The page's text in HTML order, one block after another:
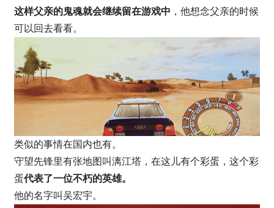
这样父亲的鬼魂就会继续留在游戏中 ，他想念父亲的时候
可以回去看看。
类似的事情在国内也有。
守望先锋里有张地图叫漓江塔，在这儿有个彩蛋，这个彩
蛋代表了一位不朽的英雄。
他的名字叫吴宏宇。